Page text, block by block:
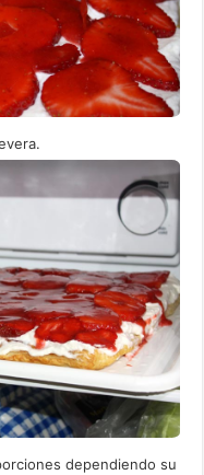
dependiendo su